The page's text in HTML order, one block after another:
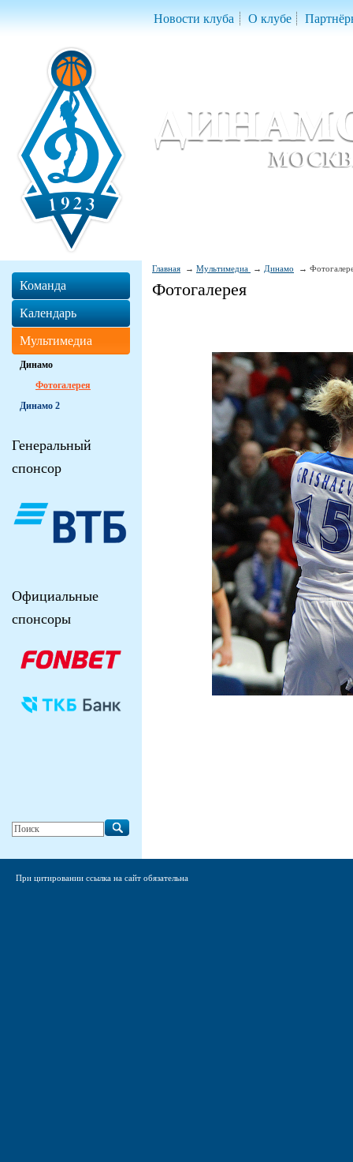
Новости клуба О клубе
Главная Мультимедиа Динамо
Фотогалерея
Команда
Календарь
Мультимедиа
Динамо
Фотогалерея
Динамо 2
Генеральный
спонсор
Официальные
спонсоры
При цитировании ссылка на сайт обязательна